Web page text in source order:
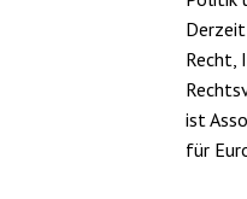
Recht,
ist
für